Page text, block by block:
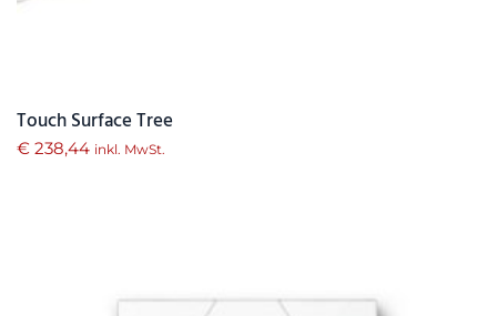
Touch Surface Tree
€ 238,44 inkl. MwSt.